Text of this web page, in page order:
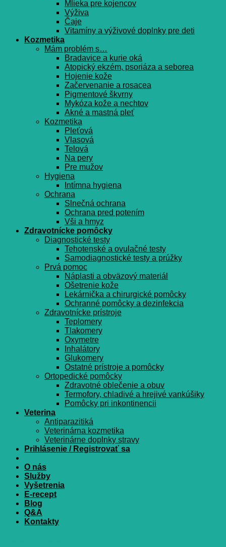
Mlieka pre kojencov
Výživa
Čaje
Vitamíny a výživové doplnky pre deti
Kozmetika
Mám problém s…
Bradavice a kurie oká
Atopický ekzém, psoriáza a seborea
Hojenie kože
Začervenanie a rosacea
Pigmentové škvrny
Mykóza kože a nechtov
Akné a mastná pleť
Kozmetika
Pleťová
Vlasová
Telová
Na pery
Pre mužov
Hygiena
Intímna hygiena
Ochrana
Slnečná ochrana
Ochrana pred potením
Vši a hmyz
Zdravotnícke pomôcky
Diagnostické testy
Tehotenské a ovulačné testy
Samodiagnostické testy a prúžky
Prvá pomoc
Náplasti a obväzový materiál
Ošetrenie kože
Lekárnička a chirurgické pomôcky
Ochranné pomôcky a dezinfekcia
Zdravotnícke prístroje
Teplomery
Tlakomery
Oxymetre
Inhalátory
Glukomery
Ostatné prístroje a pomôcky
Ortopedické pomôcky
Zdravotné oblečenie a obuv
Termofory, chladivé a hrejivé vankúšiky
Pomôcky pri inkontinencii
Veterina
Antiparazitiká
Veterinárna kozmetika
Veterinárne doplnky stravy
Prihlásenie / Registrovať sa
O nás
Služby
Vyšetrenia
E-recept
Blog
Q&A
Kontakty